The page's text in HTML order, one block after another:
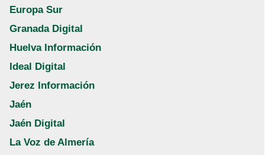
Europa Sur
Granada Digital
Huelva Información
Ideal Digital
Jerez Información
Jaén
Jaén Digital
La Voz de Almería